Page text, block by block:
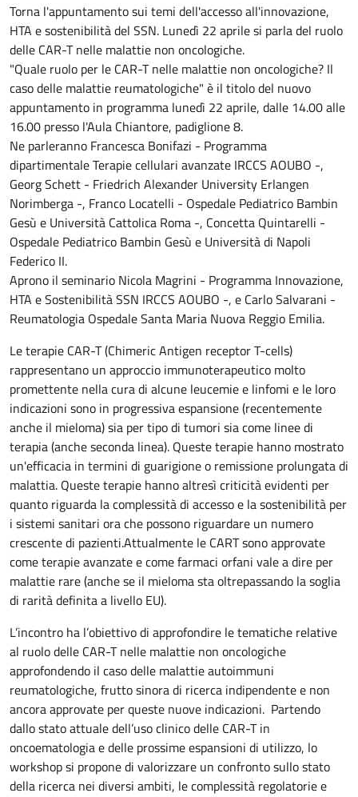
Torna l'appuntamento sui temi dell'accesso all'innovazione,
HTA e sostenibilità del SSN. Lunedì 22 aprile si parla del ruolo
delle CAR-T nelle malattie non oncologiche.
"Quale ruolo per le CAR-T nelle malattie non oncologiche? Il
caso delle malattie reumatologiche" è il titolo del nuovo
appuntamento in programma lunedì 22 aprile, dalle 14.00 alle
16.00 presso l'Aula Chiantore, padiglione 8.
Ne parleranno Francesca Bonifazi - Programma
dipartimentale Terapie cellulari avanzate IRCCS AOUBO -,
Georg Schett - Friedrich Alexander University Erlangen
Norimberga -, Franco Locatelli - Ospedale Pediatrico Bambin
Gesù e Università Cattolica Roma -, Concetta Quintarelli -
Ospedale Pediatrico Bambin Gesù e Università di Napoli
Federico II.
Aprono il seminario Nicola Magrini - Programma Innovazione,
HTA e Sostenibilità SSN IRCCS AOUBO -, e Carlo Salvarani -
Reumatologia Ospedale Santa Maria Nuova Reggio Emilia.
Le terapie CAR-T (Chimeric Antigen receptor T-cells)
rappresentano un approccio immunoterapeutico molto
promettente nella cura di alcune leucemie e linfomi e le loro
indicazioni sono in progressiva espansione (recentemente
anche il mieloma) sia per tipo di tumori sia come linee di
terapia (anche seconda linea). Queste terapie hanno mostrato
un'efficacia in termini di guarigione o remissione prolungata di
malattia. Queste terapie hanno altresì criticità evidenti per
quanto riguarda la complessità di accesso e la sostenibilità per
i sistemi sanitari ora che possono riguardare un numero
crescente di pazienti.Attualmente le CART sono approvate
come terapie avanzate e come farmaci orfani vale a dire per
malattie rare (anche se il mieloma sta oltrepassando la soglia
di rarità definita a livello EU).
L’incontro ha l’obiettivo di approfondire le tematiche relative
al ruolo delle CAR-T nelle malattie non oncologiche
approfondendo il caso delle malattie autoimmuni
reumatologiche, frutto sinora di ricerca indipendente e non
ancora approvate per queste nuove indicazioni. Partendo
dallo stato attuale dell’uso clinico delle CAR-T in
oncoematologia e delle prossime espansioni di utilizzo, lo
workshop si propone di valorizzare un confronto sullo stato
della ricerca nei diversi ambiti, le complessità regolatorie e